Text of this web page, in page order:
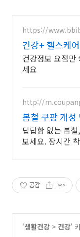
https://
건강+ 헬스케
건강정보 요점만
세요
http://
봄철 쿠팡 개성
답답함 없는 봄
보세요. 장시간
공감
'생활건강 > 건강'